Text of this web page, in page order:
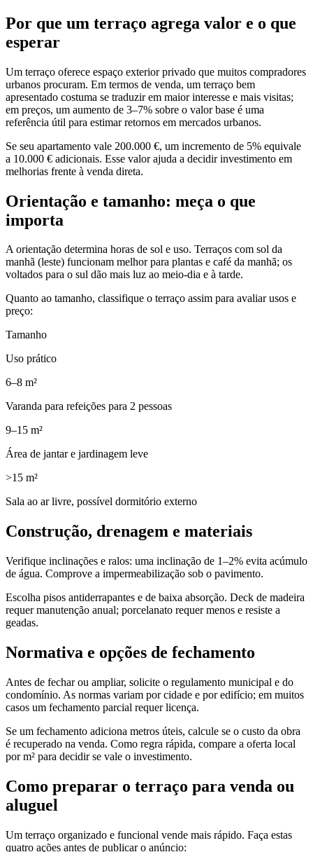
Por que um terraço agrega valor e o que
esperar
Um terraço oferece espaço exterior privado que muitos compradores
urbanos procuram. Em termos de venda, um terraço bem
apresentado costuma se traduzir em maior interesse e mais visitas;
em preços, um aumento de 3–7% sobre o valor base é uma
referência útil para estimar retornos em mercados urbanos.
Se seu apartamento vale 200.000 €, um incremento de 5% equivale
a 10.000 € adicionais. Esse valor ajuda a decidir investimento em
melhorias frente à venda direta.
Orientação e tamanho: meça o que
importa
A orientação determina horas de sol e uso. Terraços com sol da
manhã (leste) funcionam melhor para plantas e café da manhã; os
voltados para o sul dão mais luz ao meio-dia e à tarde.
Quanto ao tamanho, classifique o terraço assim para avaliar usos e
preço:
Tamanho
Uso prático
6–8 m²
Varanda para refeições para 2 pessoas
9–15 m²
Área de jantar e jardinagem leve
>15 m²
Sala ao ar livre, possível dormitório externo
Construção, drenagem e materiais
Verifique inclinações e ralos: uma inclinação de 1–2% evita acúmulo
de água. Comprove a impermeabilização sob o pavimento.
Escolha pisos antiderrapantes e de baixa absorção. Deck de madeira
requer manutenção anual; porcelanato requer menos e resiste a
geadas.
Normativa e opções de fechamento
Antes de fechar ou ampliar, solicite o regulamento municipal e do
condomínio. As normas variam por cidade e por edifício; em muitos
casos um fechamento parcial requer licença.
Se um fechamento adiciona metros úteis, calcule se o custo da obra
é recuperado na venda. Como regra rápida, compare a oferta local
por m² para decidir se vale o investimento.
Como preparar o terraço para venda ou
aluguel
Um terraço organizado e funcional vende mais rápido. Faça estas
quatro ações antes de publicar o anúncio: